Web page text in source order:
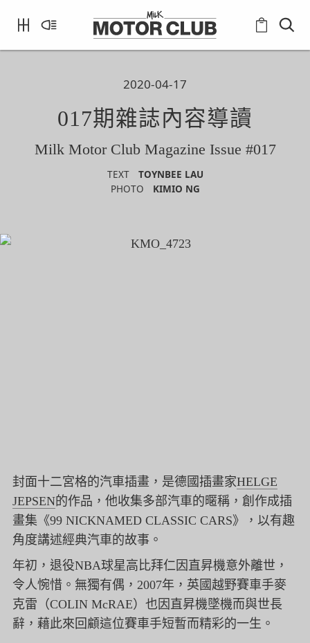
2020-04-17
017期雜誌內容導讀
Milk Motor Club Magazine Issue #017
TEXT
TOYNBEE LAU
PHOTO
KIMIO NG
封面十二宮格的汽車插畫，是德國插畫家HELGE
JEPSEN的作品，他收集多部汽車的暱稱，創作成插
畫集《99 NICKNAMED CLASSIC CARS》，以有趣
角度講述經典汽車的故事。
年初，退役NBA球星高比拜仁因直昇機意外離世，
令人惋惜。 無獨有偶，2007年，英國越野賽車手麥
克雷（COLIN McRAE）也因直昇機墜機而與世長
辭， 藉此來回顧這位賽車手短暫而精彩的一生。